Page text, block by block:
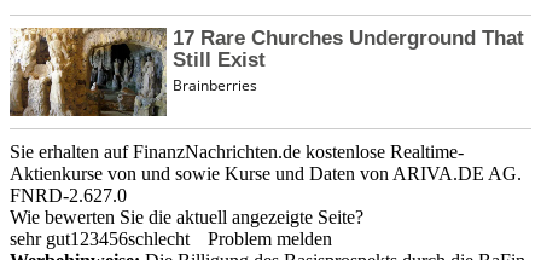
Sie erhalten auf FinanzNachrichten.de kostenlose Realtime-
Aktienkurse von und sowie Kurse und Daten von ARIVA.DE AG.
FNRD-2.627.0
Wie bewerten Sie die aktuell angezeigte Seite?
sehr gut1 23456schlecht
Problem melden